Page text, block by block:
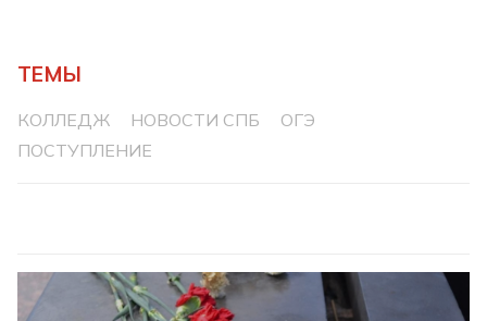
ТЕМЫ
КОЛЛЕДЖ НОВОСТИ СПБ
ОГЭ
ПОСТУПЛЕНИЕ